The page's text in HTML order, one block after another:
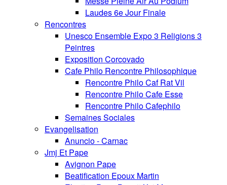
Laudes 6e Jour Finale
Rencontres
Unesco Ensemble Expo 3 Religions 3
Peintres
Exposition Corcovado
Cafe Philo Rencontre Philosophique
Rencontre Philo Caf Rat Vil
Rencontre Philo Cafe Esse
Rencontre Philo Cafephilo
Semaines Sociales
Evangelisation
Anuncio - Carnac
Jmj Et Pape
Avignon Pape
Beatification Epoux Martin